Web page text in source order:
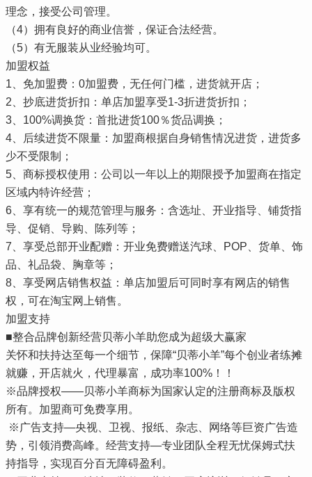
理念，接受公司管理。
（4）拥有良好的商业信誉，保证合法经营。
（5）有无服装从业经验均可。
加盟权益
1、免加盟费：0加盟费，无任何门槛，进货就开店；
2、抄底进货折扣：单店加盟享受1-3折进货折扣；
3、100%调换货：首批进货100％货品调换；
4、后续进货不限量：加盟商根据自身销售情况进货，进货多
少不受限制；
5、商标授权使用：公司以一年以上的期限授予加盟商在指定
区域内特许经营；
6、享有统一的规范管理与服务：含选址、开业指导、铺货指
导、促销、导购、陈列等；
7、享受总部开业配赠：开业免费赠送汽球、POP、货单、饰
品、礼品袋、胸章等；
8、享受网店销售权益：单店加盟后可同时享有网店的销售
权，可在淘宝网上销售。
加盟支持
■整合品牌创新经营贝蒂小羊助您成为超级大赢家
关怀和扶持达至每一个细节，保障“贝蒂小羊”每个创业者练摊
就赚，开店就火，代理暴富，成功率100%！！
※品牌授权——贝蒂小羊商标为国家认定的注册商标及版权
所有。加盟商可免费享用。
※广告支持—央视、卫视、报纸、杂志、网络等巨资广告造
势，引领消费高峰。经营支持—专业团队全程无忧保姆式扶
持指导，实现百分百无障碍盈利。